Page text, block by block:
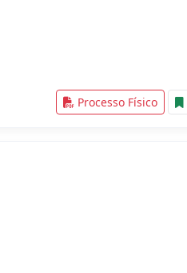
Processo Físico